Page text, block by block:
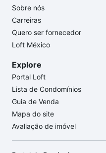
Sobre nós
Carreiras
Quero ser fornecedor
Loft México
Explore
Portal Loft
Lista de Condomínios
Guia de Venda
Mapa do site
Avaliação de imóvel